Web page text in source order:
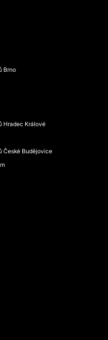
Brno
Hradec Králové
České Budějovice